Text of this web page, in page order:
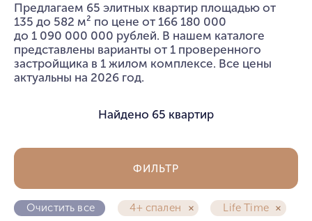
Предлагаем 65 элитных квартир площадью от
135 до 582 м² по цене от 166 180 000
до 1 090 000 000 рублей. В нашем каталоге
представлены варианты от 1 проверенного
застройщика в 1 жилом комплексе. Все цены
актуальны на 2026 год.
Найдено 65 квартир
Очистить все 4+ спален Life Time
ФИЛЬТР